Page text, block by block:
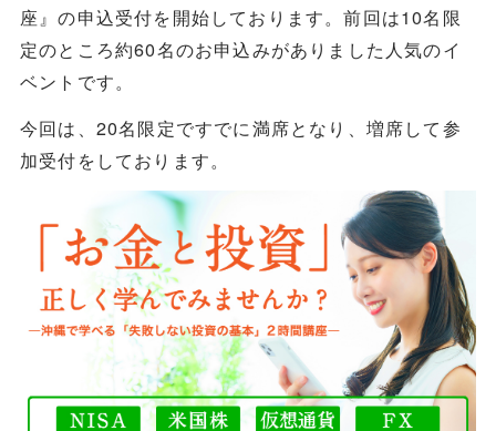
座』の申込受付を開始しております。前回は10名限
定のところ約60名のお申込みがありました人気のイ
ベントです。
今回は、20名限定ですでに満席となり、増席して参
加受付をしております。